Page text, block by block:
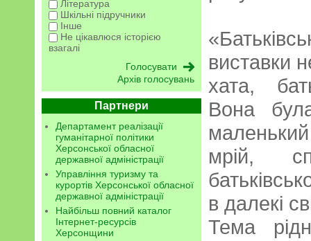
Література
Шкільні підручники
Інше
Не цікавлюся історією
взагалі
Архів голосувань
Партнери
Департамент реалізації
гуманітарної політики
Херсонської обласної
державної адміністрації
Управління туризму та
курортів Херсонської обласної
державної адміністрації
Найбільш повний каталог
Інтернет-ресурсів
Херсонщини
виставки
хата,
Вона
мрій,
в далекі
Тема